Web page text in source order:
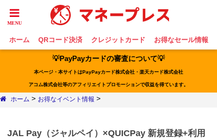
ホーム QRコード決済 クレジットカード お得なセール情報
💡PayPayカードの審査について💡
本ページ・本サイトはPayPayカード株式会社・楽天カード株式会社
アコム株式会社等のアフィリエイトプロモーションで収益を得ています。
ホーム > お得なイベント情報 >
JAL Pay（ジャルペイ）×QUICPay 新規登録+利用